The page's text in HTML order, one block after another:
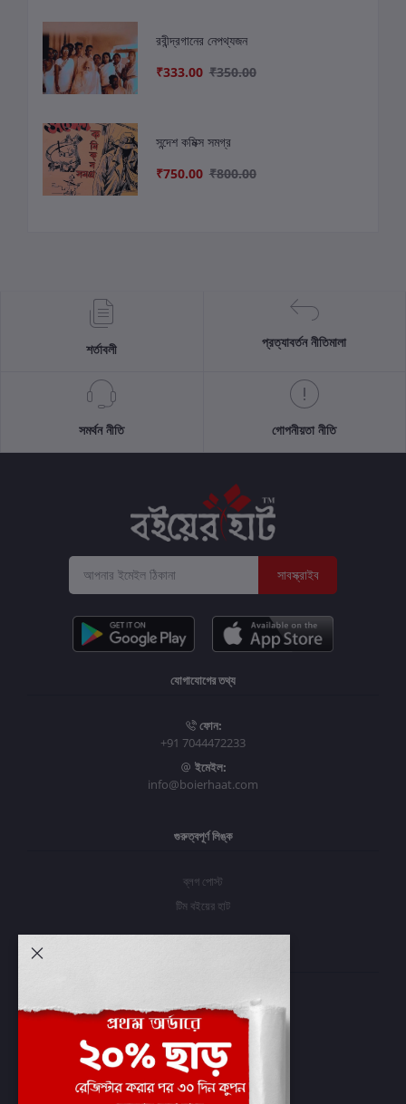
রবীন্দ্রগানের নেপথ্যজন
₹333.00 ₹350.00
সন্দেশ কমিক্স সমগ্র
₹750.00 ₹800.00
শর্তাবলী প্রত্যাবর্তন নীতিমালা
সমর্থন নীতি গোপনীয়তা নীতি
সাবস্ক্রাইব
যোগাযোগের তথ্য
ফোন:
+91 7044472233
ইমেইল:
info@boierhaat.com
গুরুত্বপূর্ণ লিঙ্ক
ব্লগ পোস্ট
টিম বইয়ের হাট
প্রবেশ করুন
অর্ডার ইতিহাস
আমার ইচ্ছাগুলি
অর্ডার ট্র্যাকিং